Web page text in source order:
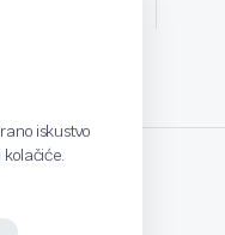
iskustvo